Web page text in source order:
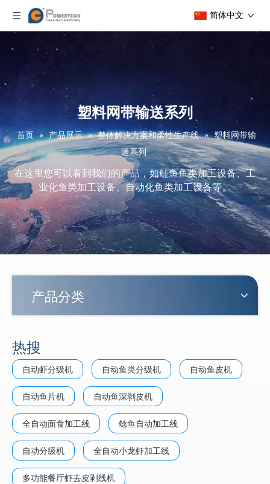
简体中文
塑料网带输送系列
首页 » 产品展示 » 整体解决方案和柔性生产线 » 塑料网带输
送系列
在这里您可以看到我们的产品，如鲑鱼鱼类加工设备、工
业化鱼类加工设备、自动化鱼类加工设备等。
产品分类
热搜
自动虾分级机 自动鱼类分级机 自动鱼皮机
自动鱼片机 自动鱼深剥皮机
全自动面食加工线 鲶鱼自动加工线
自动分级机 全自动小龙虾加工线
多功能餐厅虾去皮剥线机